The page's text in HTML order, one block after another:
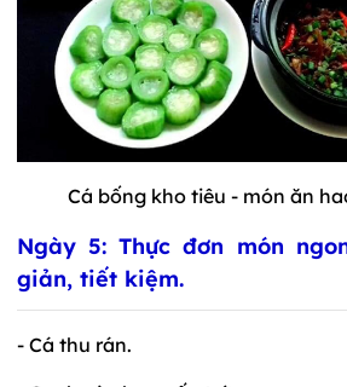
Cá bống kho tiêu - món ăn
Ngày 5: Thực đơn món
giản, tiết kiệm.
- Cá thu rán.